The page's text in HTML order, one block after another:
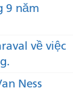
9 năm
về việc
Ness